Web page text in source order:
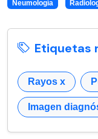
Neumología
Etiquetas
Rayos x
Imagen